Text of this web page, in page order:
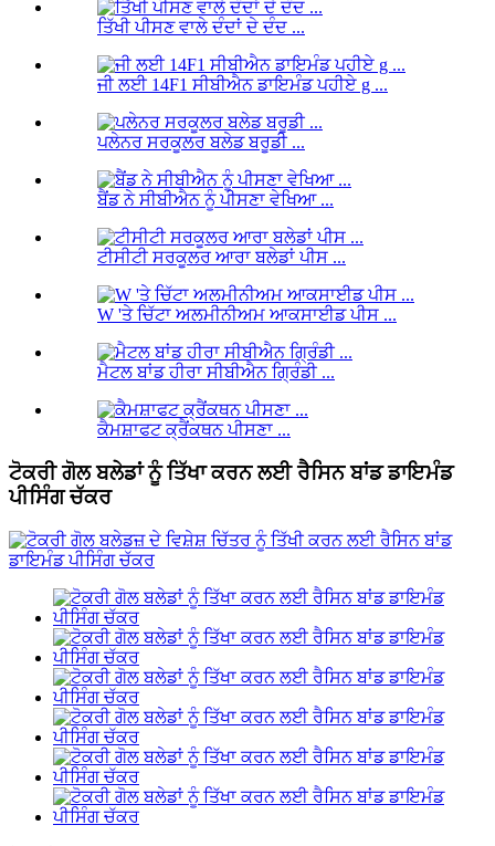
ਤਿੱਖੀ ਪੀਸਣ ਵਾਲੇ ਦੰਦਾਂ ਦੇ ਦੰਦ ...
ਜੀ ਲਈ 14F1 ਸੀਬੀਐਨ ਡਾਇਮੰਡ ਪਹੀਏ g ...
ਪਲੇਨਰ ਸਰਕੂਲਰ ਬਲੇਡ ਬਰੂਡੀ ...
ਬੈਂਡ ਨੇ ਸੀਬੀਐਨ ਨੂੰ ਪੀਸਣਾ ਵੇਖਿਆ ...
ਟੀਸੀਟੀ ਸਰਕੂਲਰ ਆਰਾ ਬਲੇਡਾਂ ਪੀਸ ...
W 'ਤੇ ਚਿੱਟਾ ਅਲਮੀਨੀਅਮ ਆਕਸਾਈਡ ਪੀਸ ...
ਮੈਟਲ ਬਾਂਡ ਹੀਰਾ ਸੀਬੀਐਨ ਗ੍ਰਿੰਡੀ ...
ਕੈਮਸ਼ਾਫਟ ਕ੍ਰੈਂਕਥਨ ਪੀਸਣਾ ...
ਟੋਕਰੀ ਗੋਲ ਬਲੇਡਾਂ ਨੂੰ ਤਿੱਖਾ ਕਰਨ ਲਈ ਰੈਸਿਨ ਬਾਂਡ ਡਾਇਮੰਡ
ਪੀਸਿੰਗ ਚੱਕਰ